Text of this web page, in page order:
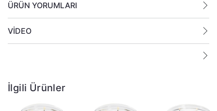
ÜRÜN YORUMLARI
VİDEO
İlgili Ürünler